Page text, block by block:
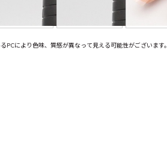
により色味、質感が異なって見える可能性がございます。